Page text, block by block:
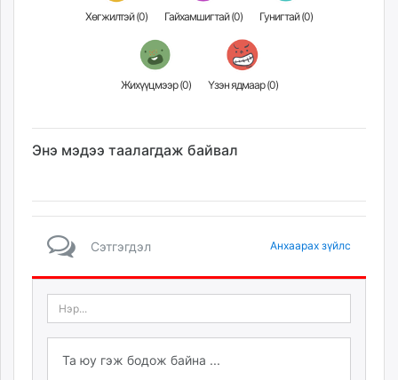
Хөгжилтэй (0) Гайхамшигтай (0) Гунигтай (0)
Жихүүцмээр (0) Үзэн ядмаар (0)
Энэ мэдээ таалагдаж байвал
Сэтгэгдэл Анхаарах зүйлс